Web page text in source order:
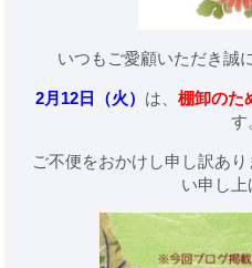
いつもご愛顧いただき誠
2月12日（火） は、 棚卸のた
す
ご不便をおかけし申し訳あ
い申し上